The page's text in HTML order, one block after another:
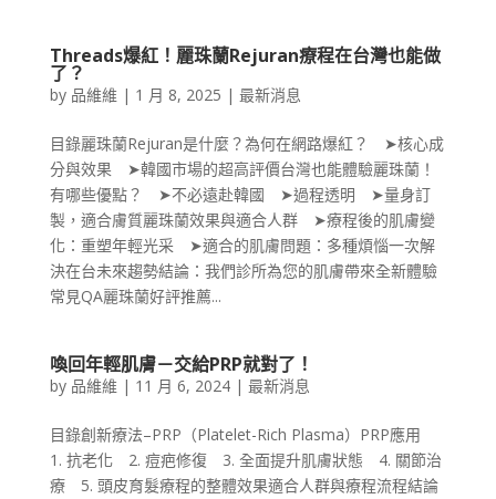
Threads爆紅！麗珠蘭Rejuran療程在台灣也能做
了？
by 品維維 | 1 月 8, 2025 | 最新消息
目錄麗珠蘭Rejuran是什麼？為何在網路爆紅？ ➤核心成
分與效果 ➤韓國市場的超高評價台灣也能體驗麗珠蘭！
有哪些優點？ ➤不必遠赴韓國 ➤過程透明 ➤量身訂
製，適合膚質麗珠蘭效果與適合人群 ➤療程後的肌膚變
化：重塑年輕光采 ➤適合的肌膚問題：多種煩惱一次解
決在台未來趨勢結論：我們診所為您的肌膚帶來全新體驗
常見QA麗珠蘭好評推薦...
喚回年輕肌膚－交給PRP就對了！
by 品維維 | 11 月 6, 2024| 最新消息
目錄創新療法–PRP（Platelet-Rich Plasma）PRP應用
1. 抗老化 2. 痘疤修復 3. 全面提升肌膚狀態 4. 關節治
療 5. 頭皮育髮療程的整體效果適合人群與療程流程結論